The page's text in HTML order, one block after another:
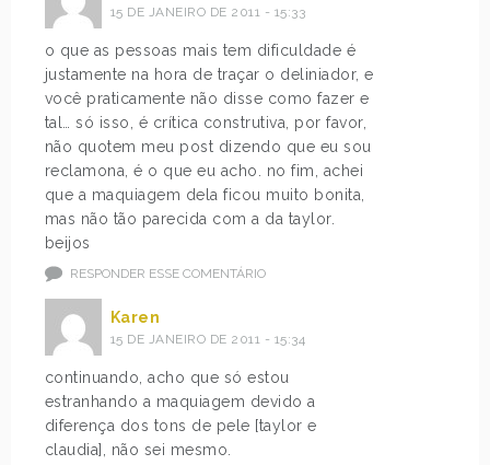
15 DE JANEIRO DE 2011 - 15:33
o que as pessoas mais tem dificuldade é
justamente na hora de traçar o deliniador, e
você praticamente não disse como fazer e
tal… só isso, é crítica construtiva, por favor,
não quotem meu post dizendo que eu sou
reclamona, é o que eu acho. no fim, achei
que a maquiagem dela ficou muito bonita,
mas não tão parecida com a da taylor.
beijos
RESPONDER ESSE COMENTÁRIO
Karen
15 DE JANEIRO DE 2011 - 15:34
continuando, acho que só estou
estranhando a maquiagem devido a
diferença dos tons de pele [taylor e
claudia], não sei mesmo.